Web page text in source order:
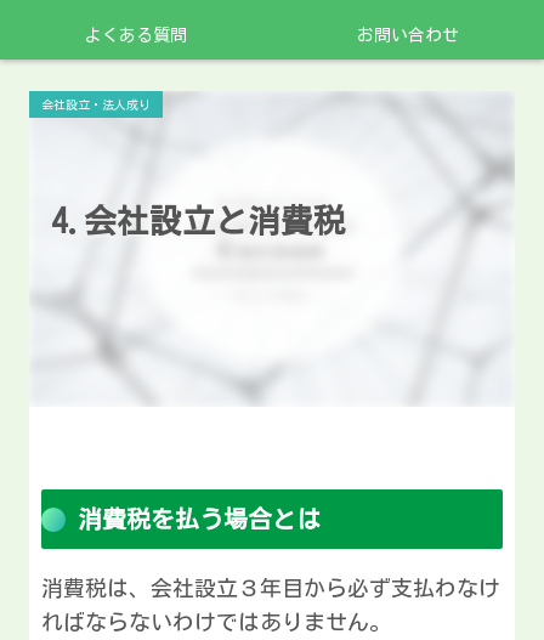
よくある質問 お問い合わせ
4.会社設立と消費税
会社設立・法人成り
消費税を払う場合とは
消費税は、会社設立３年目から必ず支払わなけ
ればならないわけではありません。